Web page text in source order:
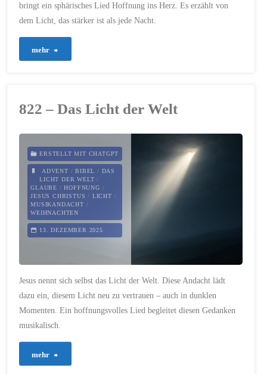
bringt ein sphärisches Lied Hoffnung ins Herz. Es erzählt von
dem Licht, das stärker ist als jede Nacht.
mehr
der
Dunkelheit"
822 – Das Licht der Welt
ERSTELLT MIT CHATGPT
ADVENT /BIBEL / DAS
LICHT DER WELT /
GLAUBE /HOFFNUNG /
JESUS CHRISTUS / LICHT /
MUSIKANDACHT /
WEIHNACHTEN
13. DEZEMBER 2025
Jesus nennt sich selbst das Licht der Welt. Diese Andacht lädt
dazu ein, diesem Licht neu zu vertrauen – auch in dunklen
Momenten. Ein hoffnungsvolles Lied begleitet diesen Gedanken
musikalisch.
mehr